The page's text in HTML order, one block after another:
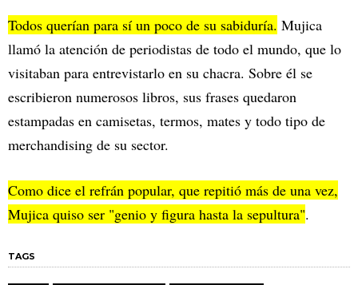
Todos querían para sí un poco de su sabiduría. Mujica
llamó la atención de periodistas de todo el mundo, que lo
visitaban para entrevistarlo en su chacra. Sobre él se
escribieron numerosos libros, sus frases quedaron
estampadas en camisetas, termos, mates y todo tipo de
merchandising de su sector.
Como dice el refrán popular, que repitió más de una vez,
Mujica quiso ser "genio y figura hasta la sepultura".
TAGS